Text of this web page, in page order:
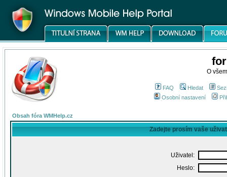
O
FAQ Hledat
Osobní nastavení
Obsah fóra WMHelp.cz
Zadejte prosím vaše
Uživatel:
Heslo: